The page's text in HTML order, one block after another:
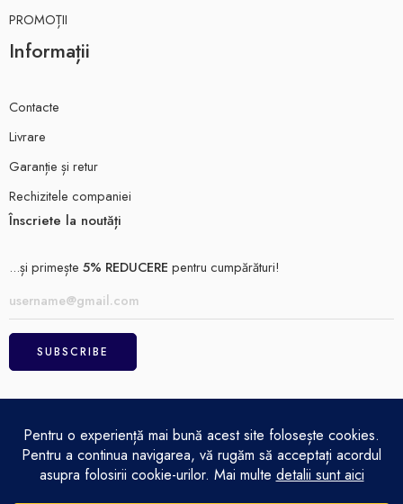
PROMOȚII
Informații
Contacte
Livrare
Garanție și retur
Rechizitele companiei
Înscriete la noutăți
...și primește 5% REDUCERE pentru cumpărături!
ELECTRO MAGAZIN SRL© 2026